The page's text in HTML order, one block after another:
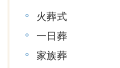
火葬式
一日葬
家族葬